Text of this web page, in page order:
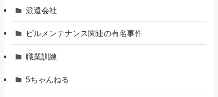
派遣会社
ビルメンテナンス関連の有名事件
職業訓練
5ちゃんねる